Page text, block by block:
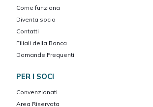
Come funziona
Diventa socio
Contatti
Filiali della Banca
Domande Frequenti
PER I SOCI
Convenzionati
Area Riservata